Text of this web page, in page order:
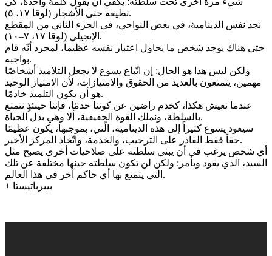
تطيعه حتى الأشجار (لوقا ١٧، ٥).
نجد نفس الدينامية، في بعض النواحي، في الجزء الثاني من المقطع
الإنجيلي (لوقا ١٧، ٧–١٠).
حتى هناك يوجد شخص ما يحاول اعتبار نفسه عظيماً، لمجرد أنّه قام
بواجبه.
ولكن ليس هذا هو الحال: إن اتّباع يسوع لا يجعل التلاميذ أشخاصًا
مهمين، يتمتعون بالعديد من الحقوق والامتيازات، لأن الامتياز الوحيد
هو أن يكون التلميذ خادمًا.
عندما نعيش هكذا، كخدم راضين عن كوننا خدمًا، فإننا حينئذٍ نتمتع
بالسلطة، ونملك القوة الحقيقية، ألا وهي بذل الحياة.
سيعود يسوع كثيراً إلى هذه الدينامية، الّتي، بموجبها، يكون عظيمًا
حقاً فقط القادر على الترحيب، والخدمة، واتّخاذ المركز الأخير.
أي شخص يرغب في أن يبني سلطته على صلاحيات أخرى يصبح مثل
السيد، الذي يقود ويأمر: ولكن لن تكون سلطته حينها مختلفة عن تلك
التي يتمتع بها أي حاكم آخر في هذا العالم.
+ بييرباتيستا